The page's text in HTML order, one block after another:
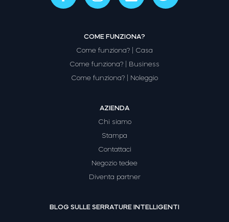
COME FUNZIONA?
Come funziona? | Casa
Come funziona? | Business
Come funziona? | Noleggio
AZIENDA
Chi siamo
Stampa
Contattaci
Negozio tedee
Diventa partner
BLOG SULLE SERRATURE INTELLIGENTI